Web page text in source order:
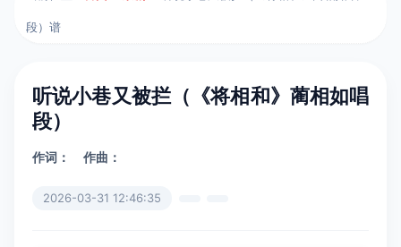
段）谱
听说小巷又被拦（《将相和》蔺相如唱
段）
作词： 作曲：
2026-03-31 12:46:35